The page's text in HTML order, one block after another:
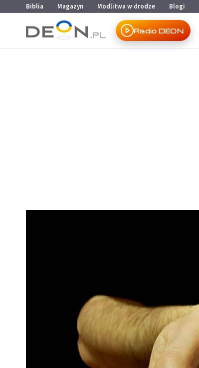
Przejdź do menu głównego
Przejdź do treści
Biblia Magazyn Modlitwa w drodze Blogi
Radio DEON